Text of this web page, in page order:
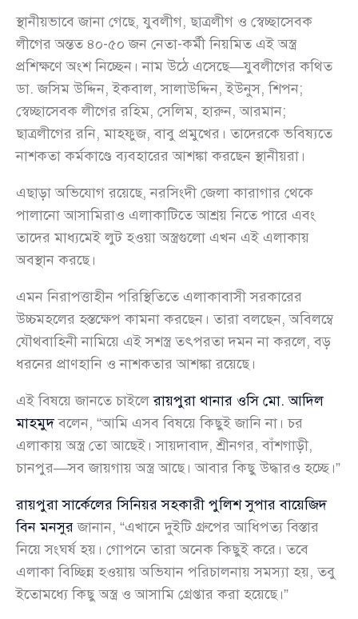
স্থানীয়ভাবে জানা গেছে, যুবলীগ, ছাত্রলীগ ও স্বেচ্ছাসেবক
লীগের অন্তত ৪০-৫০ জন নেতা-কর্মী নিয়মিত এই অস্ত্র
প্রশিক্ষণে অংশ নিচ্ছেন। নাম উঠে এসেছে—যুবলীগের কথিত
ডা. জসিম উদ্দিন, ইকবাল, সালাউদ্দিন, ইউনুস, শিপন;
স্বেচ্ছাসেবক লীগের রহিম, সেলিম, হারুন, আরমান;
ছাত্রলীগের রনি, মাহফুজ, বাবু প্রমুখের। তাদেরকে ভবিষ্যতে
নাশকতা কর্মকাণ্ডে ব্যবহারের আশঙ্কা করছেন স্থানীয়রা।
এছাড়া অভিযোগ রয়েছে, নরসিংদী জেলা কারাগার থেকে
পালানো আসামিরাও এলাকাটিতে আশ্রয় নিতে পারে এবং
তাদের মাধ্যমেই লুট হওয়া অস্ত্রগুলো এখন এই এলাকায়
অবস্থান করছে।
এমন নিরাপত্তাহীন পরিস্থিতিতে এলাকাবাসী সরকারের
উচ্চমহলের হস্তক্ষেপ কামনা করছেন। তারা বলছেন, অবিলম্বে
যৌথবাহিনী নামিয়ে এই সশস্ত্র তৎপরতা দমন না করলে, বড়
ধরনের প্রাণহানি ও নাশকতার আশঙ্কা রয়েছে।
এই বিষয়ে জানতে চাইলেরায়পুরা থানার ওসি মো. আদিল
মাহমুদবলেন, “আমি এসব বিষয়ে কিছুই জানি না। চর
এলাকায় অস্ত্র তো আছেই। সায়দাবাদ, শ্রীনগর, বাঁশগাড়ী,
চানপুর—সব জায়গায় অস্ত্র আছে। আবার কিছু উদ্ধারও হচ্ছে।”
রায়পুরা সার্কেলের সিনিয়র সহকারী পুলিশ সুপার বায়েজিদ
বিন মনসুরজানান, “এখানে দুইটি গ্রুপের আধিপত্য বিস্তার
নিয়ে সংঘর্ষ হয়। গোপনে তারা অনেক কিছুই করে। তবে
এলাকা বিচ্ছিন্ন হওয়ায় অভিযান পরিচালনায় সমস্যা হয়, তবু
ইতোমধ্যে কিছু অস্ত্র ও আসামি গ্রেপ্তার করা হয়েছে।”